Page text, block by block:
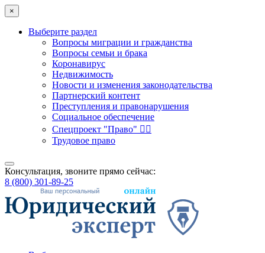
×
Выберите раздел
Вопросы миграции и гражданства
Вопросы семьи и брака
Коронавирус
Недвижимость
Новости и изменения законодательства
Партнерский контент
Преступления и правонарушения
Социальное обеспечение
Спецпроект "Право" 👮‍♂️
Трудовое право
Консультация, звоните прямо сейчас:
8 (800) 301-89-25